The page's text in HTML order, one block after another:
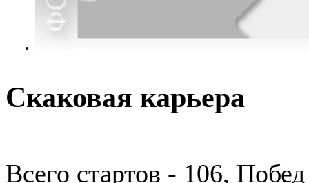
Скаковая карьера
Всего стартов - 106,